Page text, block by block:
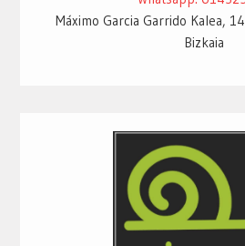
Máximo Garcia Garrido Kalea,
Bizkaia